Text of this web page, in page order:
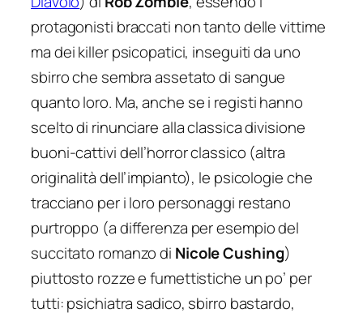
protagonisti braccati non tanto delle vittime
ma dei killer psicopatici, inseguiti da uno
sbirro che sembra assetato di sangue
quanto loro. Ma, anche se i registi hanno
scelto di rinunciare alla classica divisione
buoni-cattivi dell’horror classico (altra
originalità dell’impianto), le psicologie che
tracciano per i loro personaggi restano
purtroppo (a differenza per esempio del
succitato romanzo di Nicole Cushing)
piuttosto rozze e fumettistiche un po’ per
tutti: psichiatra sadico, sbirro bastardo,